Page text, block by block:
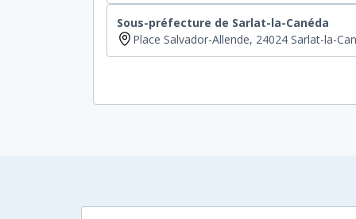
Sous-préfecture de Sarlat-la-Canéda
Place Salvador-Allende, 24024 Sarlat-la-